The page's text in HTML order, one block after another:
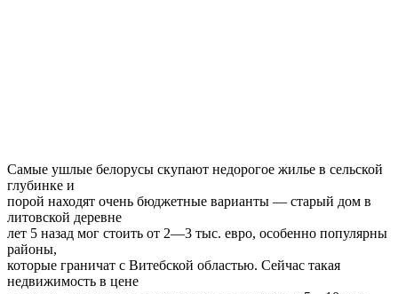
Самые ушлые белорусы скупают недорогое жилье в сельской
глубинке и
порой находят очень бюджетные варианты — старый дом в
литовской деревне
лет 5 назад мог стоить от 2—3 тыс. евро, особенно популярны
районы,
которые граничат с Витебской областью. Сейчас такая
недвижимость в цене